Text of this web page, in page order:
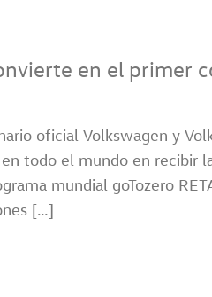
en el primer
oficial Volkswagen y
todo el mundo en recibir
mundial goTozero
[…]